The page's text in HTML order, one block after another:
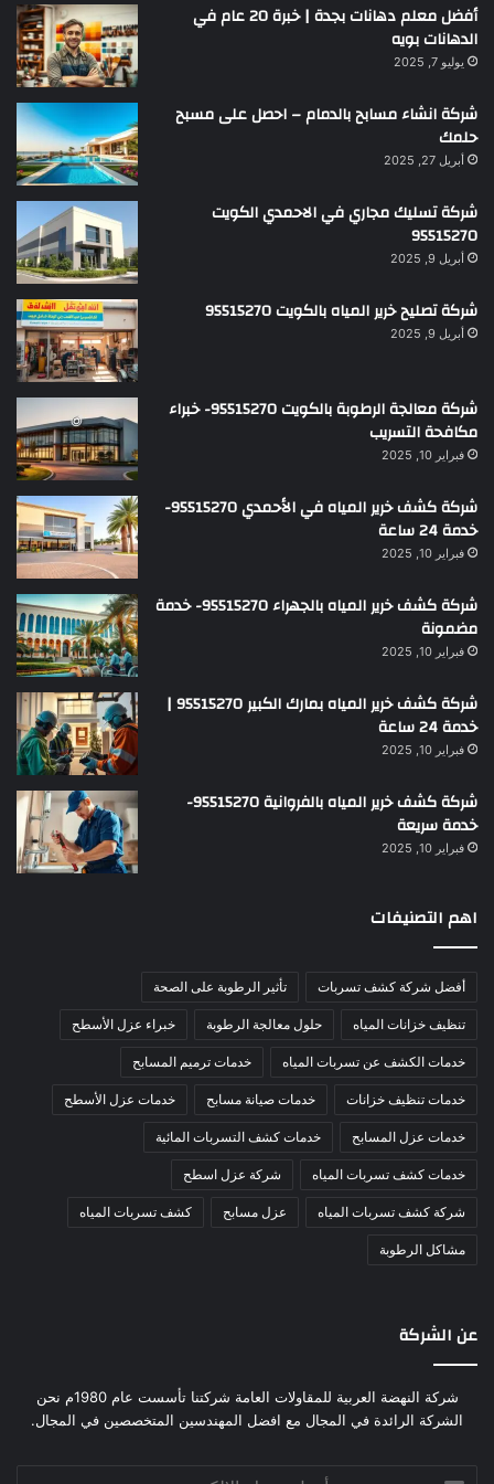
أفضل معلم دهانات بجدة | خبرة 20 عام في
الدهانات بويه
يوليو 7, 2025
شركة انشاء مسابح بالدمام – احصل على مسبح
حلمك
أبريل 27, 2025
شركة تسليك مجاري في الاحمدي الكويت
95515270
أبريل 9, 2025
شركة تصليح خرير المياه بالكويت 95515270
أبريل 9, 2025
شركة معالجة الرطوبة بالكويت 95515270- خبراء
مكافحة التسريب
فبراير 10, 2025
شركة كشف خرير المياه في الأحمدي 95515270-
خدمة 24 ساعة
فبراير 10, 2025
شركة كشف خرير المياه بالجهراء 95515270- خدمة
مضمونة
فبراير 10, 2025
شركة كشف خرير المياه بمارك الكبير 95515270 |
خدمة 24 ساعة
فبراير 10, 2025
شركة كشف خرير المياه بالفروانية 95515270-
خدمة سريعة
فبراير 10, 2025
اهم التصنيفات
أفضل شركة كشف تسربات تأثير الرطوبة على الصحة
تنظيف خزانات المياه حلول معالجة الرطوبة خبراء عزل الأسطح
خدمات الكشف عن تسربات المياه خدمات ترميم المسابح
خدمات تنظيف خزانات خدمات صيانة مسابح خدمات عزل الأسطح
خدمات عزل المسابح خدمات كشف التسربات المائية
خدمات كشف تسربات المياه شركة عزل اسطح
شركة كشف تسربات المياه عزل مسابح كشف تسربات المياه
مشاكل الرطوبة
عن الشركة
شركة النهضة العربية للمقاولات العامة شركتنا تأسست عام 1980م نحن
الشركة الرائدة في المجال مع افضل المهندسين المتخصصين في المجال.